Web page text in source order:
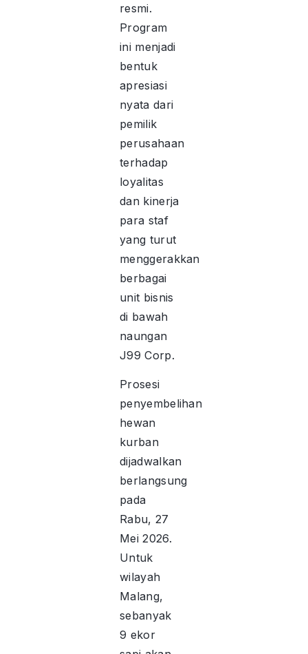
resmi.
Program
ini menjadi
bentuk
apresiasi
nyata dari
pemilik
perusahaan
terhadap
loyalitas
dan kinerja
para staf
yang turut
menggerakkan
berbagai
unit bisnis
di bawah
naungan
J99 Corp.
Prosesi
penyembelihan
hewan
kurban
dijadwalkan
berlangsung
pada
Rabu, 27
Mei 2026.
Untuk
wilayah
Malang,
sebanyak
9 ekor